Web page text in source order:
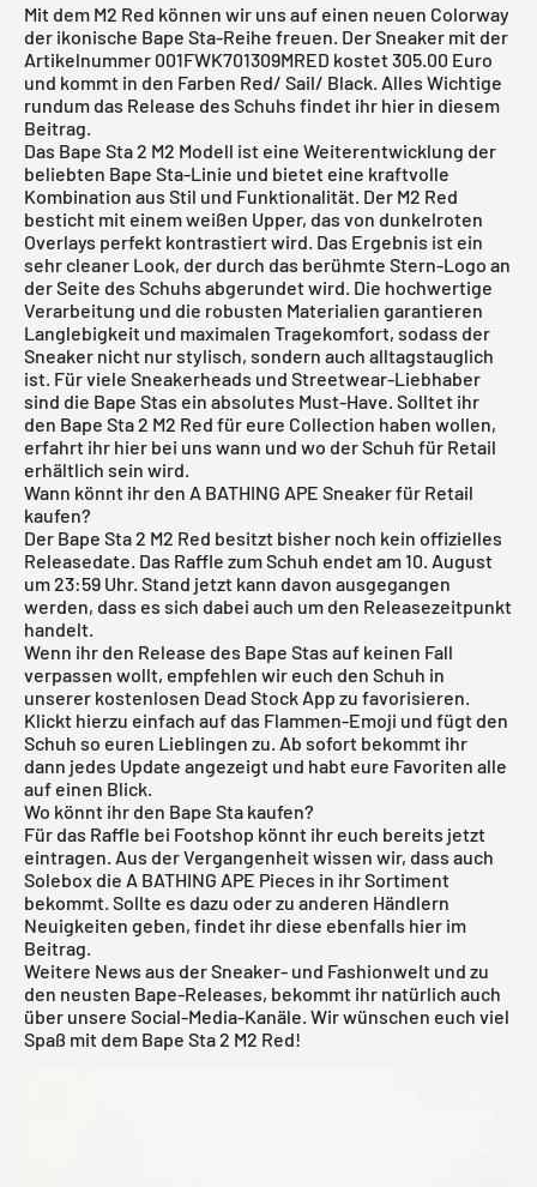
Mit dem M2 Red können wir uns auf einen neuen Colorway
der ikonische Bape Sta-Reihe freuen. Der Sneaker mit der
Artikelnummer 001FWK701309MRED kostet 305.00 Euro
und kommt in den Farben Red/ Sail/ Black. Alles Wichtige
rundum das Release des Schuhs findet ihr hier in diesem
Beitrag.
Das Bape Sta 2 M2 Modell ist eine Weiterentwicklung der
beliebten Bape Sta-Linie und bietet eine kraftvolle
Kombination aus Stil und Funktionalität. Der M2 Red
besticht mit einem weißen Upper, das von dunkelroten
Overlays perfekt kontrastiert wird. Das Ergebnis ist ein
sehr cleaner Look, der durch das berühmte Stern-Logo an
der Seite des Schuhs abgerundet wird. Die hochwertige
Verarbeitung und die robusten Materialien garantieren
Langlebigkeit und maximalen Tragekomfort, sodass der
Sneaker nicht nur stylisch, sondern auch alltagstauglich
ist. Für viele Sneakerheads und Streetwear-Liebhaber
sind die Bape Stas ein absolutes Must-Have. Solltet ihr
den Bape Sta 2 M2 Red für eure Collection haben wollen,
erfahrt ihr hier bei uns wann und wo der Schuh für Retail
erhältlich sein wird.
Wann könnt ihr den A BATHING APE Sneaker für Retail
kaufen?
Der Bape Sta 2 M2 Red besitzt bisher noch kein offizielles
Releasedate. Das Raffle zum Schuh endet am 10. August
um 23:59 Uhr. Stand jetzt kann davon ausgegangen
werden, dass es sich dabei auch um den Releasezeitpunkt
handelt.
Wenn ihr den Release des Bape Stas auf keinen Fall
verpassen wollt, empfehlen wir euch den Schuh in
unserer kostenlosen Dead Stock App zu favorisieren.
Klickt hierzu einfach auf das Flammen-Emoji und fügt den
Schuh so euren Lieblingen zu. Ab sofort bekommt ihr
dann jedes Update angezeigt und habt eure Favoriten alle
auf einen Blick.
Wo könnt ihr den Bape Sta kaufen?
Für das Raffle bei Footshop könnt ihr euch bereits jetzt
eintragen. Aus der Vergangenheit wissen wir, dass auch
Solebox die A BATHING APE Pieces in ihr Sortiment
bekommt. Sollte es dazu oder zu anderen Händlern
Neuigkeiten geben, findet ihr diese ebenfalls hier im
Beitrag.
Weitere News aus der Sneaker- und Fashionwelt und zu
den neusten Bape-Releases, bekommt ihr natürlich auch
über unsere Social-Media-Kanäle. Wir wünschen euch viel
Spaß mit dem Bape Sta 2 M2 Red!